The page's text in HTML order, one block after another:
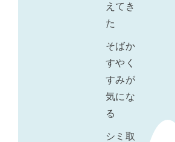
えてき
た
そばか
すやく
すみが
気にな
る
シミ取